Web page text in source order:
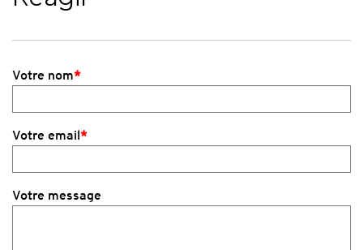
Votre nom*
Votre email*
Votre message